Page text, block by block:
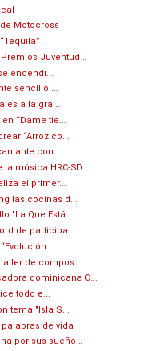
Motocross
Juventud...
encendi...
sencillo ...
a la gra...
“Dame tie...
“Arroz co...
con ...
música HRC-SD
el primer...
las cocinas d...
"La Que Está ...
de participa...
de compos...
dominicana C...
todo e...
tema "Isla S...
de vida
por sus sueño...